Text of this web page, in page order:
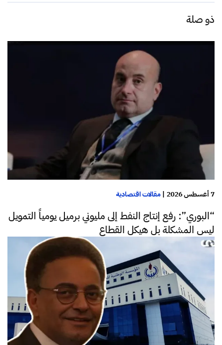
ذو صلة
7 أغسطس 2026 | مقالات اقتصادية
“البوري”: رفع إنتاج النفط إلى مليوني برميل يومياً التمويل
ليس المشكلة بل هيكل القطاع